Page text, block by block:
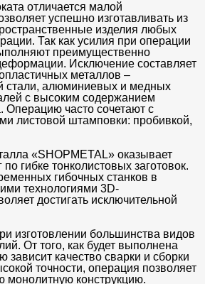
отличается малой
успешно изготавливать из
изделия любых
Так как усилия при операции
преимущественно
Исключение составляет
металлов –
стали, алюминиевых и медных
с высоким содержанием
Операцию часто сочетают с
листовой штамповки: пробивкой,
«SHOPMETAL» оказывает
гибке тонколистовых заготовок.
гибочных станков в
технологиями 3D-
достигать исключительной
изготовлении большинства видов
От того, как будет выполнена
зависит качество сварки и сборки
точности, операция позволяет
монолитную конструкцию.